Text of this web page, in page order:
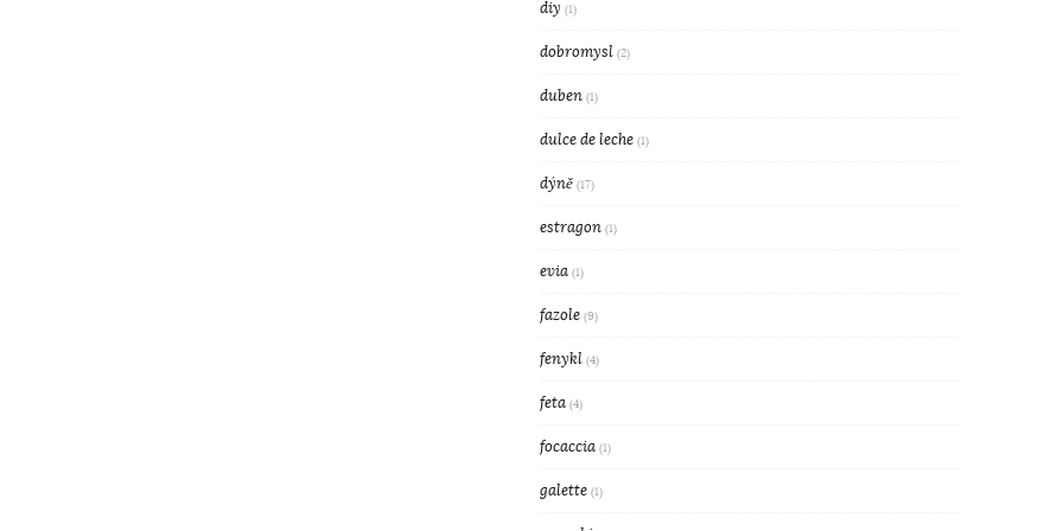
diy (1)
dobromysl (2)
duben (1)
dulce de leche (1)
dýně (17)
estragon (1)
evia (1)
fazole (9)
fenykl (4)
feta (4)
focaccia (1)
galette (1)